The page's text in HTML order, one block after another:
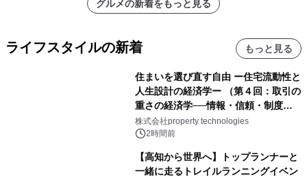
グルメの新着をもっと見る
ライフスタイルの新着 もっと見る
住まいを選び直す自由 ー住宅流動性と
人生設計の経済学ー （第４回：取引の
重さの経済学──情報・信頼・制度を
PropTechはどう組み替えるか）｜
PropTech-Lab
株式会社property technologies
2時間前
【高知から世界へ】トップランナーと
一緒に走るトレイルランニングイベン